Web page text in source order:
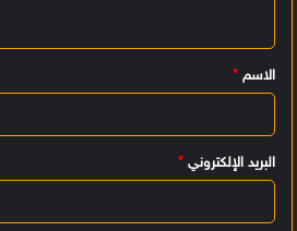
ي
ق
الاسم *
البريد الإلكتروني *